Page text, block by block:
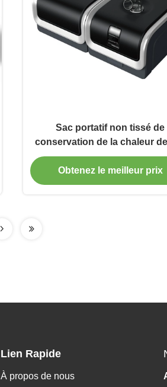
Sac portatif non tissé de
conservation de la chaleur de
thermique à emporter de
d'aluminium
Obtenez le meilleur prix
Lien Rapide
À propos de nous